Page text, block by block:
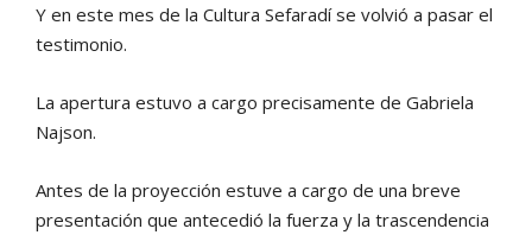
Y en este mes de la Cultura Sefaradí se volvió a pasar el
testimonio.
La apertura estuvo a cargo precisamente de Gabriela
Najson.
Antes de la proyección estuve a cargo de una breve
presentación que antecedió la fuerza y la trascendencia